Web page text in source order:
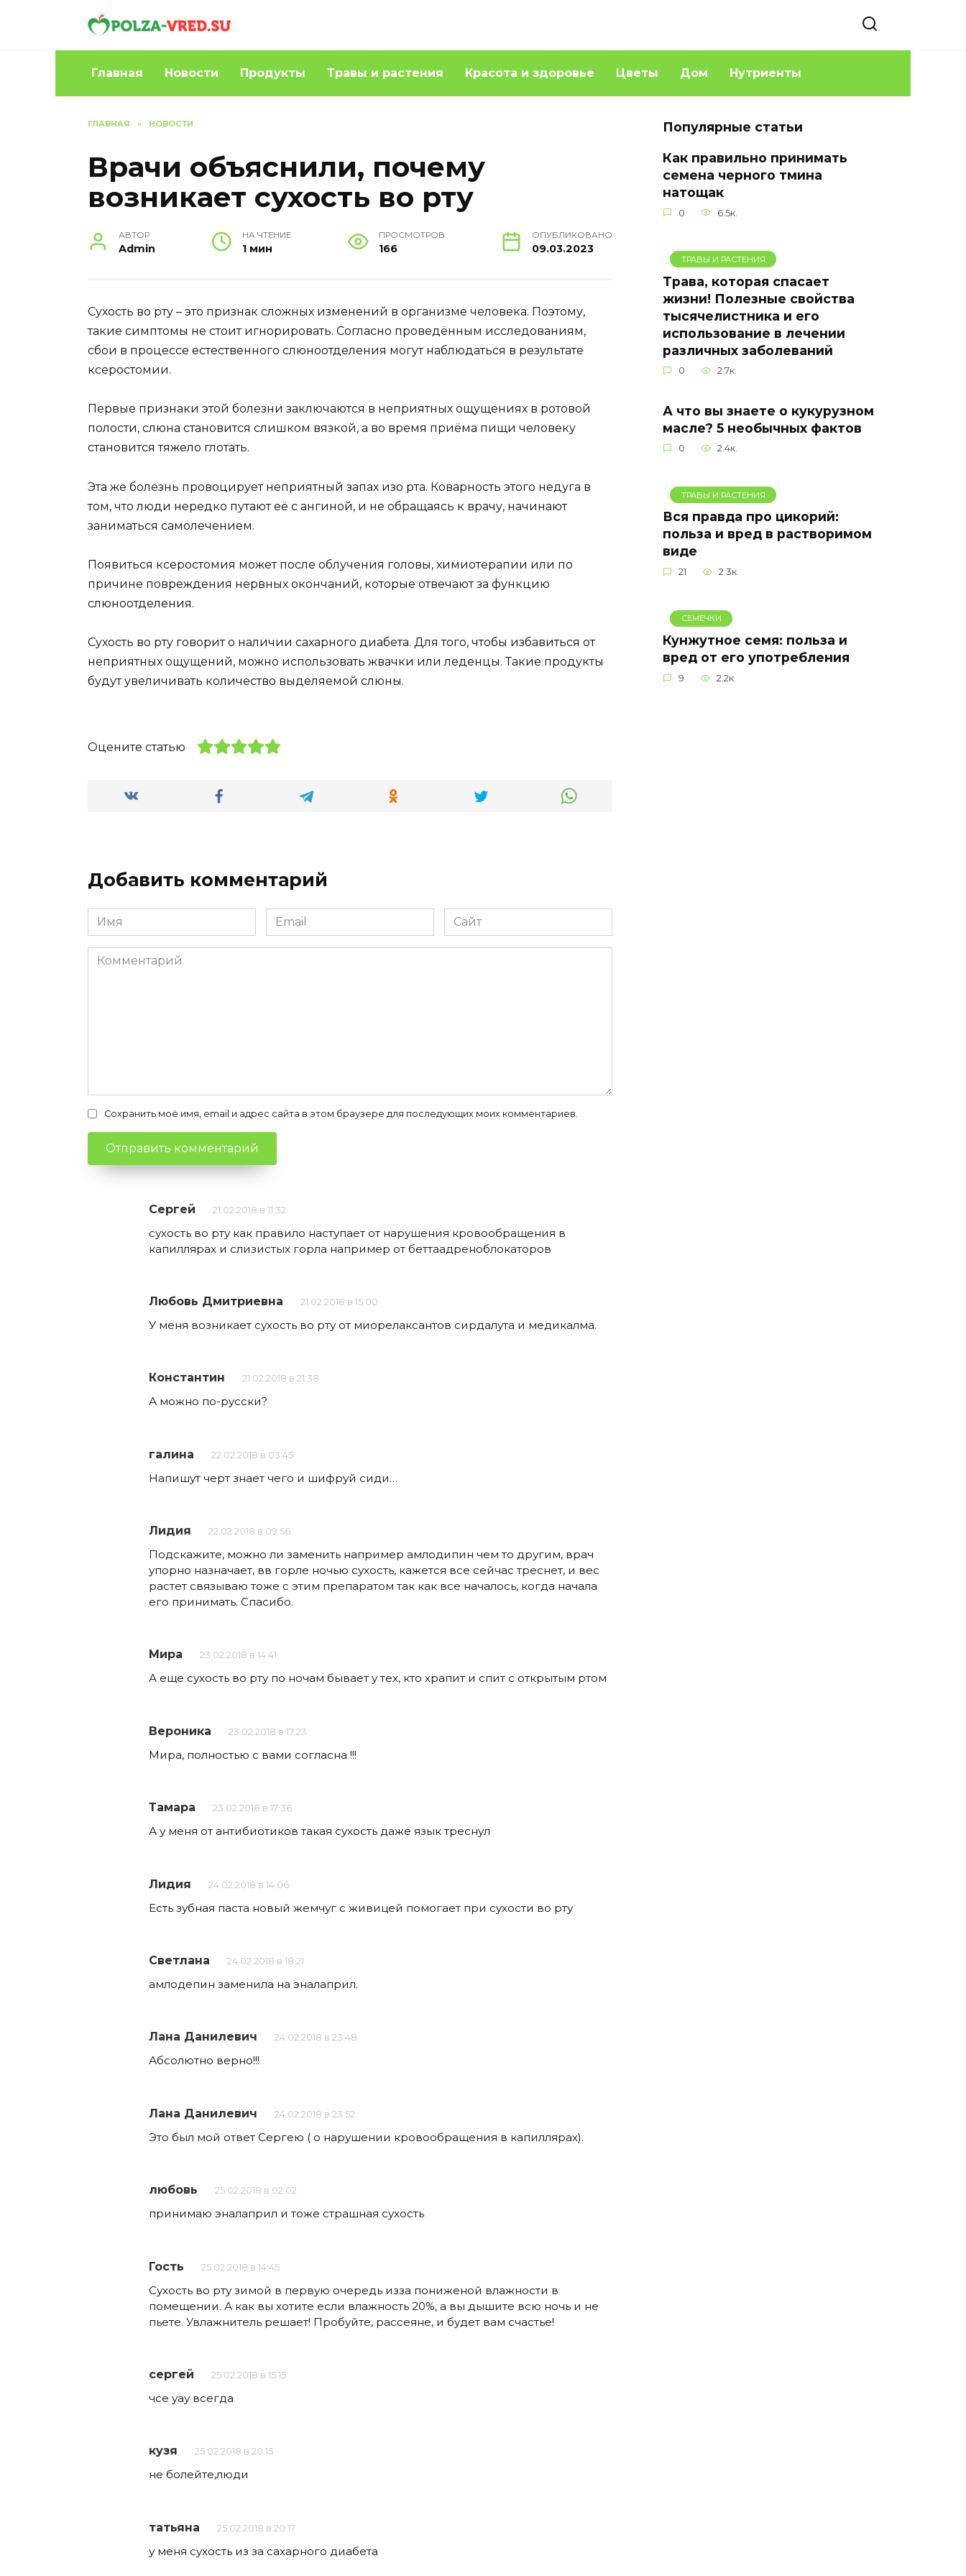
Главная Новости Продукты Травы и растения Красота и здоровье Цветы Дом Нутриенты
ГЛАВНАЯ » НОВОСТИ
Врачи объяснили, почему
возникает сухость во рту
АВТОР
Admin
НА ЧТЕНИЕ
1 мин
ПРОСМОТРОВ
166
ОПУБЛИКОВАНО
09.03.2023
Сухость во рту – это признак сложных изменений в организме человека. Поэтому,
такие симптомы не стоит игнорировать. Согласно проведённым исследованиям,
сбои в процессе естественного слюноотделения могут наблюдаться в результате
ксеростомии.
Первые признаки этой болезни заключаются в неприятных ощущениях в ротовой
полости, слюна становится слишком вязкой, а во время приёма пищи человеку
становится тяжело глотать.
Эта же болезнь провоцирует неприятный запах изо рта. Коварность этого недуга в
том, что люди нередко путают её с ангиной, и не обращаясь к врачу, начинают
заниматься самолечением.
Появиться ксеростомия может после облучения головы, химиотерапии или по
причине повреждения нервных окончаний, которые отвечают за функцию
слюноотделения.
Сухость во рту говорит о наличии сахарного диабета. Для того, чтобы избавиться от
неприятных ощущений, можно использовать жвачки или леденцы. Такие продукты
будут увеличивать количество выделяемой слюны.
Оцените статью
Добавить комментарий
Имя
*
Email
*
Сайт
Комментарий
Сохранить моё имя, email и адрес сайта в этом браузере для последующих моих комментариев.
Сергей 21.02.2018 в 11:32
сухость во рту как правило наступает от нарушения кровообращения в
капиллярах и слизистых горла например от беттаадреноблокаторов
Любовь Дмитриевна 21.02.2018 в 15:00
У меня возникает сухость во рту от миорелаксантов сирдалута и медикалма.
Константин 21.02.2018 в 21:38
А можно по-русски?
галина 22.02.2018 в 03:45
Напишут черт знает чего и шифруй сиди…
Лидия 22.02.2018 в 09:56
Подскажите, можно ли заменить например амлодипин чем то другим, врач
упорно назначает, вв горле ночью сухость, кажется все сейчас треснет, и вес
растет связываю тоже с этим препаратом так как все началось, когда начала
его принимать. Спасибо.
Мира 23.02.2018 в 14:41
А еще сухость во рту по ночам бывает у тех, кто храпит и спит с открытым ртом
Вероника 23.02.2018 в 17:23
Мира, полностью с вами согласна !!!
Тамара 23.02.2018 в 17:36
А у меня от антибиотиков такая сухость даже язык треснул
Лидия 24.02.2018 в 14:06
Есть зубная паста новый жемчуг с живицей помогает при сухости во рту
Светлана 24.02.2018 в 18:21
амлодепин заменила на эналаприл.
Лана Данилевич 24.02.2018 в 23:48
Абсолютно верно!!!
Лана Данилевич 24.02.2018 в 23:52
Это был мой ответ Сергею ( о нарушении кровообращения в капиллярах).
любовь 25.02.2018 в 02:02
принимаю эналаприл и тоже страшная сухость
Гость 25.02.2018 в 14:45
Сухость во рту зимой в первую очередь изза пониженой влажности в
помещении. А как вы хотите если влажность 20%, а вы дышите всю ночь и не
пьете. Увлажнитель решает! Пробуйте, рассеяне, и будет вам счастье!
сергей 25.02.2018 в 15:15
чсе уау всегда
кузя 25.02.2018 в 20:15
не болейте,люди
татьяна 25.02.2018 в 20:17
у меня сухость из за сахарного диабета
Популярные статьи
Как правильно принимать
семена черного тмина
натощак
0 6.5к.
ТРАВЫ И РАСТЕНИЯ
Трава, которая спасает
жизни! Полезные свойства
тысячелистника и его
использование в лечении
различных заболеваний
0 2.7к.
А что вы знаете о кукурузном
масле? 5 необычных фактов
0 2.4к.
ТРАВЫ И РАСТЕНИЯ
Вся правда про цикорий:
польза и вред в растворимом
виде
21 2.3к.
СЕМЕЧКИ
Кунжутное семя: польза и
вред от его употребления
9 2.2к.